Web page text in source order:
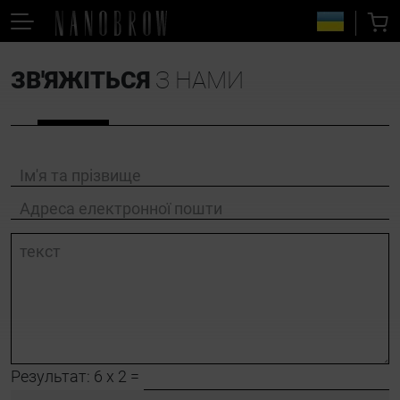
ЗВ'ЯЖІТЬСЯ З НАМИ
Ім'я та прізвище
Адреса електронної пошти
текст
Результат: 6 x 2 =